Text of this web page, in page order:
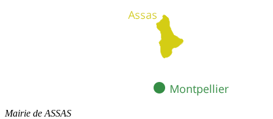
Mairie de ASSAS